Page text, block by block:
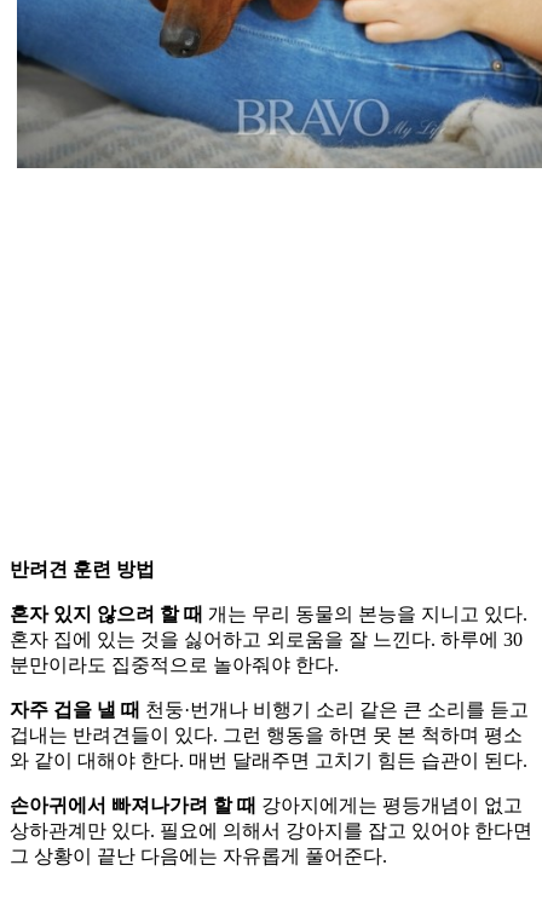
반려견 훈련 방법
혼자 있지 않으려 할 때 개는 무리 동물의 본능을 지니고 있다.
혼자 집에 있는 것을 싫어하고 외로움을 잘 느낀다. 하루에 30
분만이라도 집중적으로 놀아줘야 한다.
자주 겁을 낼 때 천둥·번개나 비행기 소리 같은 큰 소리를 듣고
겁내는 반려견들이 있다. 그런 행동을 하면 못 본 척하며 평소
와 같이 대해야 한다. 매번 달래주면 고치기 힘든 습관이 된다.
손아귀에서 빠져나가려 할 때 강아지에게는 평등개념이 없고
상하관계만 있다. 필요에 의해서 강아지를 잡고 있어야 한다면
그 상황이 끝난 다음에는 자유롭게 풀어준다.